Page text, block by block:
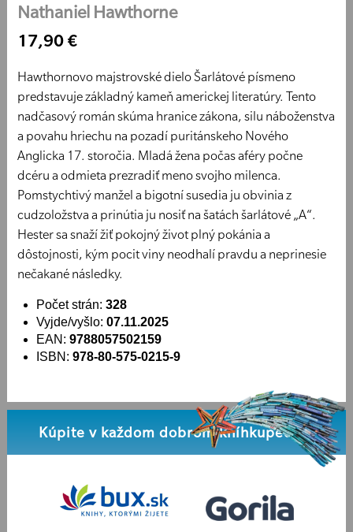
Nathaniel Hawthorne
17,90 €
Hawthornovo majstrovské dielo Šarlátové písmeno
predstavuje základný kameň americkej literatúry. Tento
nadčasový román skúma hranice zákona, silu náboženstva
a povahu hriechu na pozadí puritánskeho Nového
Anglicka 17. storočia. Mladá žena počas aféry počne
dcéru a odmieta prezradiť meno svojho milenca.
Pomstychtivý manžel a bigotní susedia ju obvinia z
cudzoložstva a prinútia ju nosiť na šatách šarlátové „A“.
Hester sa snaží žiť pokojný život plný pokánia a
dôstojnosti, kým pocit viny neodhalí pravdu a neprinesie
nečakané následky.
Počet strán: 328
Vyjde/vyšlo: 07.11.2025
EAN: 9788057502159
ISBN: 978-80-575-0215-9
Kúpite v každom dobrom kníhkupectve